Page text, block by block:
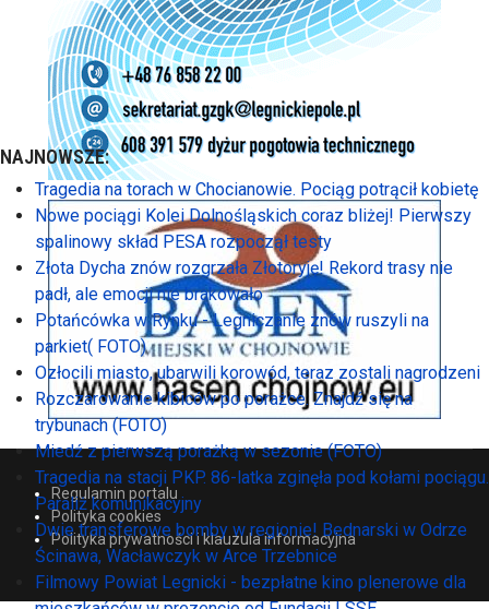
Regulamin portalu
Polityka cookies
Polityka prywatności i klauzula informacyjna
NAJNOWSZE:
Tragedia na torach w Chocianowie. Pociąg potrącił kobietę
Nowe pociągi Kolei Dolnośląskich coraz bliżej! Pierwszy
spalinowy skład PESA rozpoczął testy
Złota Dycha znów rozgrzała Złotoryję! Rekord trasy nie
padł, ale emocji nie brakowało
Potańcówka w Rynku - Legniczanie znów ruszyli na
parkiet( FOTO)
Ozłocili miasto, ubarwili korowód, teraz zostali nagrodzeni
Rozczarowanie kibiców po porażce. Znajdź się na
trybunach (FOTO)
Miedź z pierwszą porażką w sezonie (FOTO)
Tragedia na stacji PKP. 86-latka zginęła pod kołami pociągu.
Paraliż komunikacyjny
Dwie transferowe bomby w regionie! Bednarski w Odrze
Ścinawa, Wacławczyk w Arce Trzebnice
Filmowy Powiat Legnicki - bezpłatne kino plenerowe dla